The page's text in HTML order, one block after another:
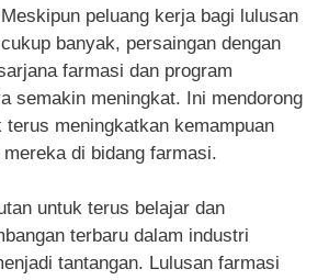
peluang kerja bagi lulusan
banyak, persaingan dengan
farmasi dan program
semakin meningkat. Ini mendorong
terus meningkatkan kemampuan
di bidang farmasi.
untuk terus belajar dan
terbaru dalam industri
tantangan. Lulusan farmasi